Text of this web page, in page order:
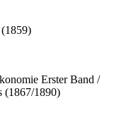
Erster Band /
(1867/1890)